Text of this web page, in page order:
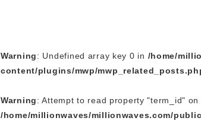
Warning: Undefined array key 0 in /home/
content/plugins/mwp/
Warning: Attempt to read property "term_id" on
/home/millionwaves/millionwaves.com/